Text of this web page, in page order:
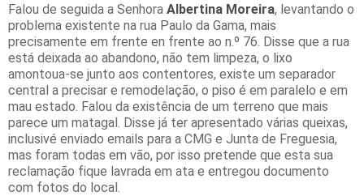
Falou de seguida a Senhora Albertina Moreira, levantando o
problema existente na rua Paulo da Gama, mais
precisamente em frente en frente ao n.º 76. Disse que a rua
está deixada ao abandono, não tem limpeza, o lixo
amontoua-se junto aos contentores, existe um separador
central a precisar e remodelação, o piso é em paralelo e em
mau estado. Falou da existência de um terreno que mais
parece um matagal. Disse já ter apresentado várias queixas,
inclusivé enviado emails para a CMG e Junta de Freguesia,
mas foram todas em vão, por isso pretende que esta sua
reclamação fique lavrada em ata e entregou documento
com fotos do local.